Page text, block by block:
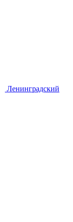
Ленинградский